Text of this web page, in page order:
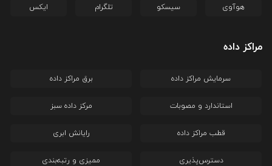
هوآوی سیسکو تلگرام ایکس
مراکز داده
سرمایش مراکز داده برق مراکز داده
استاندارد و مصوبات مرکز داده سبز
قطب مراکز داده رایانش ابری
دسترس‌پذیری ممیزی و رتبه‌بندی